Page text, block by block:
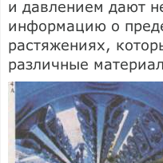
и давлением дают
информацию о
растяжениях,
различные